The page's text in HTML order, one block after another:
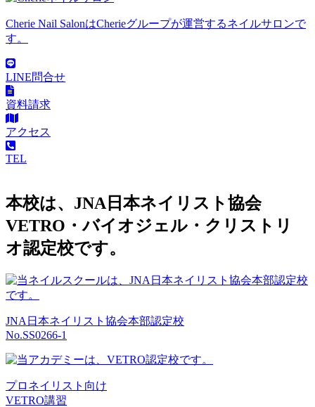
Cherie Nail SalonはCherieグループが運営するネイルサロンで
す。
LINE問合せ
資料請求
アクセス
TEL
本校は、JNA日本ネイリスト協会
VETRO・バイオジェル・クリストリ
オ認定校です。
JNA日本ネイリスト協会本部認定校
No.SS0266-1
プロネイリスト向け
VETRO講習